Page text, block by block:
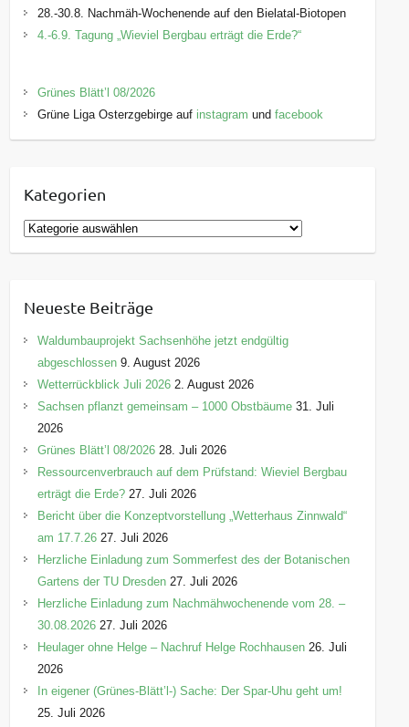
28.-30.8. Nachmäh-Wochenende auf den Bielatal-Biotopen
4.-6.9. Tagung „Wieviel Bergbau erträgt die Erde?“
Grünes Blätt’l 08/2026
Grüne Liga Osterzgebirge auf instagram undfacebook
Kategorien
K
a
g
o
i
e
Neueste Beiträge
Waldumbauprojekt Sachsenhöhe jetzt endgültig
abgeschlossen 9. August 2026
Wetterrückblick Juli 2026 2. August 2026
Sachsen pflanzt gemeinsam – 1000 Obstbäume 31. Juli
2026
Grünes Blätt’l 08/2026 28. Juli 2026
Ressourcenverbrauch auf dem Prüfstand: Wieviel Bergbau
erträgt die Erde? 27. Juli 2026
Bericht über die Konzeptvorstellung „Wetterhaus Zinnwald“
am 17.7.26 27. Juli 2026
Herzliche Einladung zum Sommerfest des der Botanischen
Gartens der TU Dresden 27. Juli 2026
Herzliche Einladung zum Nachmähwochenende vom 28. –
30.08.2026 27. Juli 2026
Heulager ohne Helge – Nachruf Helge Rochhausen 26. Juli
2026
In eigener (Grünes-Blätt’l-) Sache: Der Spar-Uhu geht um!
25. Juli 2026